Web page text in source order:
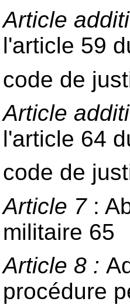
Article
l'article 59
code de
Article
l'article 64
code de
Article 7:
militaire 65
Article 8 :
procédure